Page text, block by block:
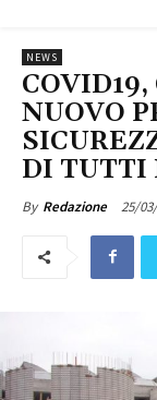
NEWS
NUOVO
DI TUTTI
By Redazione 25/